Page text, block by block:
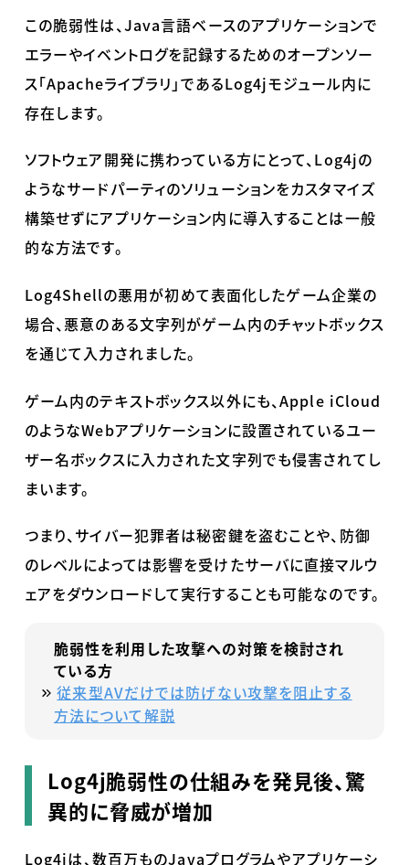
この脆弱性は、 Java言語ベースのアプリケーションで
エラーやイベントログを記録するためのオープンソー
ス「Apacheライブラリ」であるLog4jモジュール内に
存在します。
ソフトウェア開発に携わっている方にとって、 Log4jの
ようなサードパーティのソリューションをカスタマイズ
構築せずにアプリケーション内に導入することは一般
的な方法です。
Log4Shellの悪用が初めて表面化したゲーム企業の
場合、悪意のある文字列がゲーム内のチャットボックス
を通じて入力されました。
ゲーム内のテキストボックス以外にも、Apple iCloud
のようなWebアプリケーションに設置されているユー
ザー名ボックスに入力された文字列でも侵害されてし
まいます。
つまり、サイバー犯罪者は秘密鍵を盗むことや、防御
のレベルによっては影響を受けたサーバに直接マルウ
ェアをダウンロードして実行することも可能なのです。
脆弱性を利用した攻撃への対策を検討され
ている方
従来型AVだけでは防げない攻撃を阻止する
方法について解説
Log4j脆弱性の仕組みを発見後、驚
異的に脅威が増加
Log4jは、数百万ものJavaプログラムやアプリケーシ